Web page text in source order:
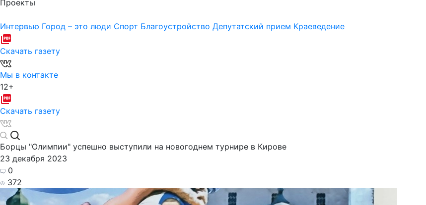
Проекты
Интервью Город – это люди Спорт Благоустройство Депутатский прием Краеведение
Скачать газету
Мы в контакте
12+
Скачать газету
Борцы "Олимпии" успешно выступили на новогоднем турнире в Кирове
23 декабря 2023
0
372